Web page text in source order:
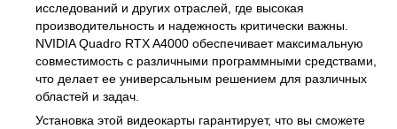
исследований и других отраслей, где высокая
производительность и надежность критически важны.
NVIDIA Quadro RTX A4000 обеспечивает максимальную
совместимость с различными программными средствами,
что делает ее универсальным решением для различных
областей и задач.
Установка этой видеокарты гарантирует, что вы сможете